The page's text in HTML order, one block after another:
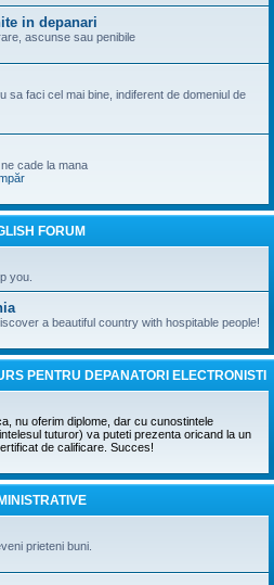
in depanari
ascunse sau penibile
sa faci cel mai bine, indiferent de domeniul de
cade la mana
FORUM
you.
a beautiful country with hospitable people!
PENTRU DEPANATORI ELECTRONISTI
nu oferim diplome, dar cu cunostintele
tuturor) va puteti prezenta oricand la un
de calificare. Succes!
prieteni buni.